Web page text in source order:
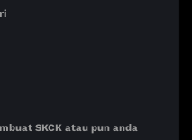
SKCK atau pun anda